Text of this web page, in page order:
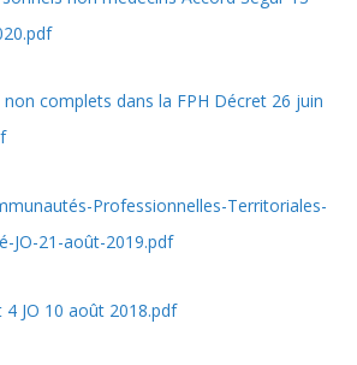
non complets dans la FPH Décret 26 juin
Professionnelles-Territoriales-
JO-21-août-2019.pdf
4 JO 10 août 2018.pdf